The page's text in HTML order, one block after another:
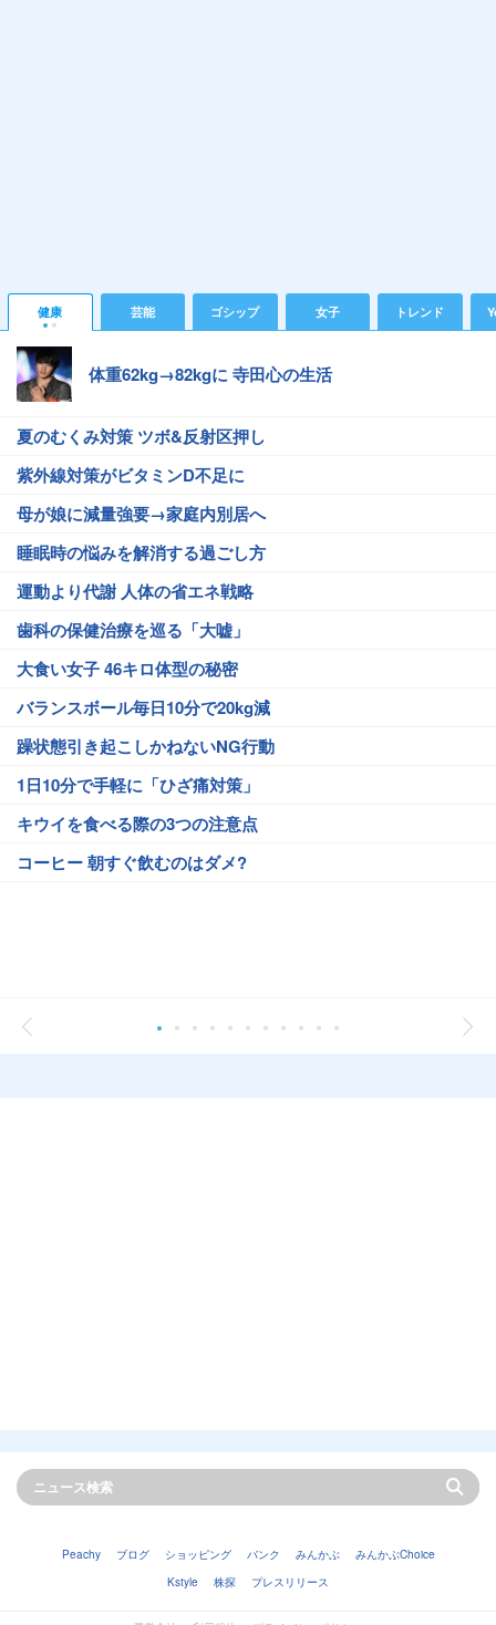
健康 芸能 ゴシップ 女子 トレンド
体重62kg→82kgに 寺田心の生活
夏のむくみ対策 ツボ&反射区押し
紫外線対策がビタミンD不足に
母が娘に減量強要→家庭内別居へ
睡眠時の悩みを解消する過ごし方
運動より代謝 人体の省エネ戦略
歯科の保健治療を巡る「大嘘」
大食い女子 46キロ体型の秘密
バランスボール毎日10分で20kg減
躁状態引き起こしかねないNG行動
1日10分で手軽に「ひざ痛対策」
キウイを食べる際の3つの注意点
コーヒー 朝すぐ飲むのはダメ?
Peachy ブログ ショッピング バンク みんかぶ
みんかぶChoice
Kstyle
株探 プレスリリース